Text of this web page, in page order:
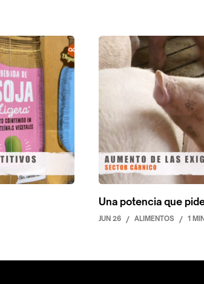
Una potencia que
JUN 26 / ALIMENTOS / 1 MIN